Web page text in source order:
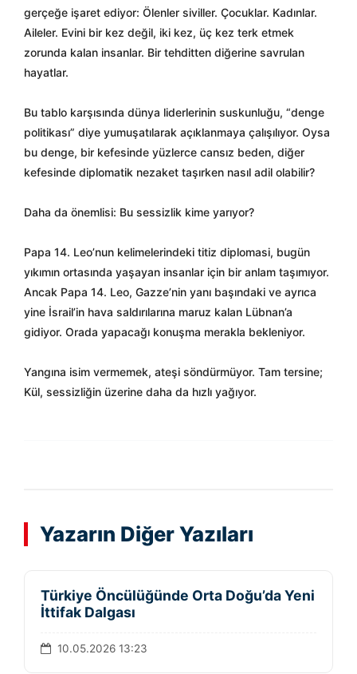
gerçeğe işaret ediyor: Ölenler siviller. Çocuklar. Kadınlar.
Aileler. Evini bir kez değil, iki kez, üç kez terk etmek
zorunda kalan insanlar. Bir tehditten diğerine savrulan
hayatlar.
Bu tablo karşısında dünya liderlerinin suskunluğu, “denge
politikası” diye yumuşatılarak açıklanmaya çalışılıyor. Oysa
bu denge, bir kefesinde yüzlerce cansız beden, diğer
kefesinde diplomatik nezaket taşırken nasıl adil olabilir?
Daha da önemlisi: Bu sessizlik kime yarıyor?
Papa 14. Leo’nun kelimelerindeki titiz diplomasi, bugün
yıkımın ortasında yaşayan insanlar için bir anlam taşımıyor.
Ancak Papa 14. Leo, Gazze’nin yanı başındaki ve ayrıca
yine İsrail’in hava saldırılarına maruz kalan Lübnan’a
gidiyor. Orada yapacağı konuşma merakla bekleniyor.
Yangına isim vermemek, ateşi söndürmüyor. Tam tersine;
Kül, sessizliğin üzerine daha da hızlı yağıyor.
Yazarın Diğer Yazıları
Türkiye Öncülüğünde Orta Doğu’da Yeni
İttifak Dalgası
10.05.2026 13:23